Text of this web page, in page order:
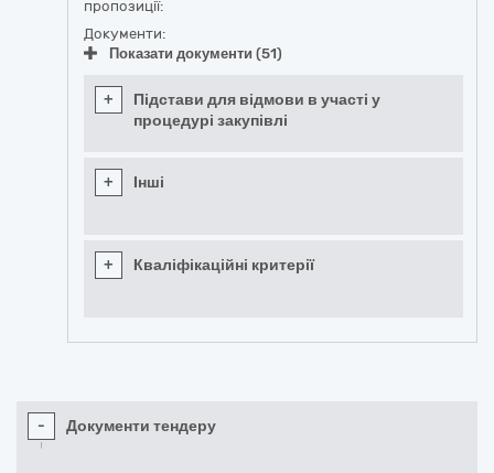
пропозиції:
Документи:
Показати документи (51)
+
Підстави для відмови в участі у
процедурі закупівлі
+ Інші
+ Кваліфікаційні критерії
- Документи тендеру